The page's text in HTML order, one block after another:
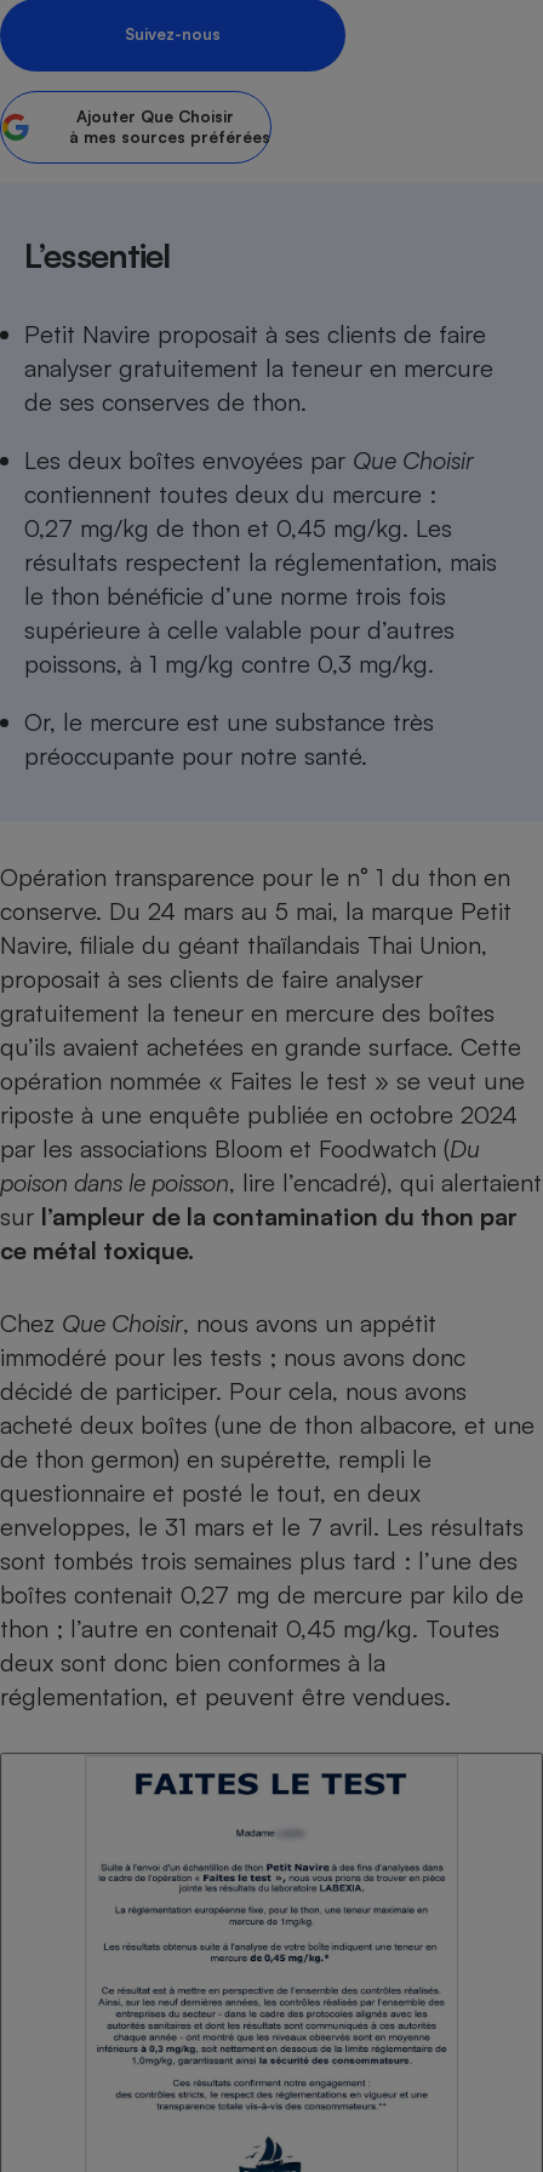
Suivez-nous
Ajouter Que Choisir
à mes sources préférées
​​​​​L’essentiel
Petit Navire proposait à ses clients de faire
analyser gratuitement la teneur en mercure
de ses conserves de thon.
Les deux boîtes envoyées par Que Choisir
contiennent toutes deux du mercure :
0,27 mg/kg de thon et 0,45 mg/kg. Les
résultats respectent la réglementation, mais
le thon bénéficie d’une norme trois fois
supérieure à celle valable pour d’autres
poissons, à 1 mg/kg contre 0,3 mg/kg.
Or, le mercure est une substance très
préoccupante pour notre santé.
Opération transparence pour le n° 1 du thon en
conserve. Du 24 mars au 5 mai, la marque Petit
Navire, filiale du géant thaïlandais Thai Union,
proposait à ses clients de faire analyser
gratuitement la teneur en mercure des boîtes
qu’ils avaient achetées en grande surface. Cette
opération nommée « Faites le test » se veut une
riposte à une enquête publiée en octobre 2024
par les associations Bloom et Foodwatch (Du
poison dans le poisson, lire l’encadré), qui alertaient
sur l’ampleur de la contamination du thon par
ce métal toxique.
Chez Que Choisir, nous avons un appétit
immodéré pour les tests ; nous avons donc
décidé de participer. Pour cela, nous avons
acheté deux boîtes (une de thon albacore, et une
de thon germon) en supérette, rempli le
questionnaire et posté le tout, en deux
enveloppes, le 31 mars et le 7 avril. Les résultats
sont tombés trois semaines plus tard : l’une des
boîtes contenait 0,27 mg de mercure par kilo de
thon ; l’autre en contenait 0,45 mg/kg. Toutes
deux sont donc bien conformes à la
réglementation, et peuvent être vendues.
Petit électroménager -
Plaque de cuisson à
induction
Ventilateur
Cafetière à expressos
Robot ménager
Téléphone mobile -
Smartphone
Radiateur électrique
Climatiseur -
Antimoustique